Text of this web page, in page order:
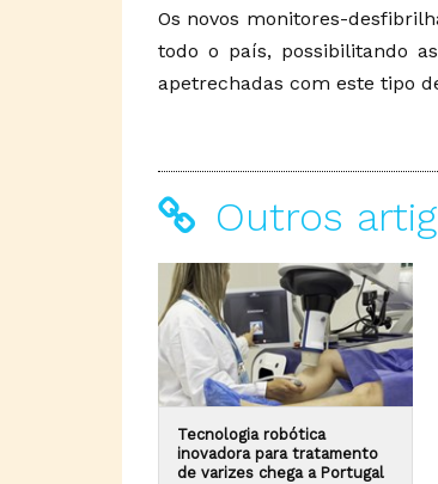
Os novos monitores-
todo o país, possibilitando
apetrechadas com este tipo
Outros
Tecnologia robótica
inovadora para tratamento
de varizes chega a Portugal